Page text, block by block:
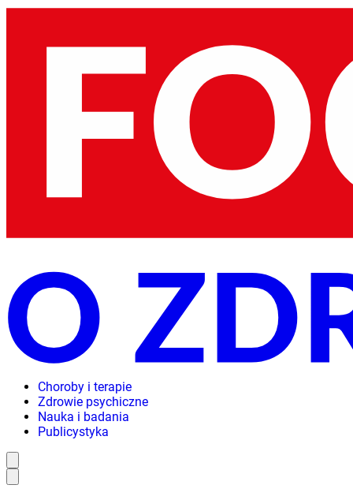
Choroby i terapie
Zdrowie psychiczne
Nauka i badania
Publicystyka